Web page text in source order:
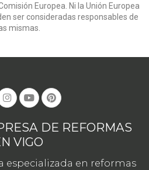
Europea. Ni la Unión Europea
ser consideradas responsables de
mismas.
DE REFORMAS
VIGO
especializada en reformas